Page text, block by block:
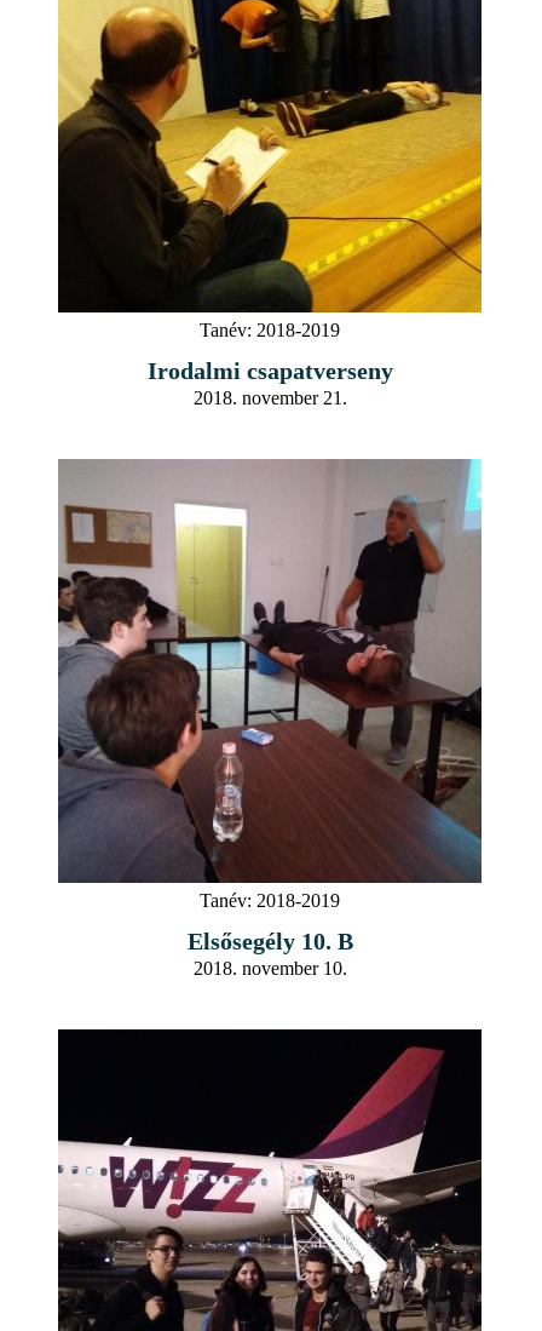
Tanév: 2018-2019
Irodalmi csapatverseny
2018. november 21.
Tanév: 2018-2019
Elsősegély 10. B
2018. november 10.